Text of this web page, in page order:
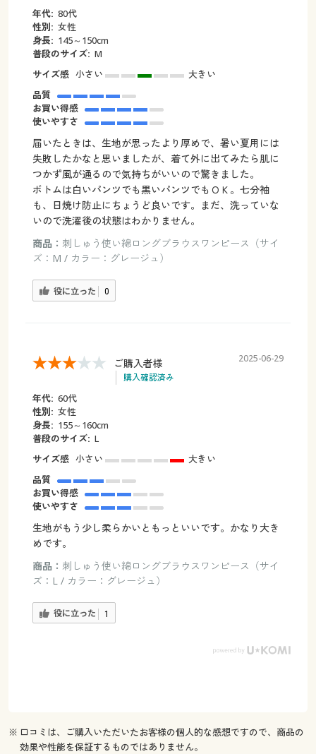
年代: 80代
性別: 女性
身長: 145～150cm
普段のサイズ: M
サイズ感 小さい
大きい
品質
お買い得感
使いやすさ
届いたときは、生地が思ったより厚めで、暑い夏用には
失敗したかなと思いましたが、着て外に出てみたら肌に
つかず風が通るので気持ちがいいので驚きました。
ボトムは白いパンツでも黒いパンツでもＯＫ。七分袖
も、日焼け防止にちょうど良いです。まだ、洗っていな
いので洗濯後の状態はわかりません。
商品： 刺しゅう使い綿ロングブラウスワンピース（サイ
ズ：M / カラー：グレージュ）
役に立った 0
ご購入者様
購入確認済み
2025-06-29
年代: 60代
性別: 女性
身長: 155～160cm
普段のサイズ: L
サイズ感 小さい
大きい
品質
お買い得感
使いやすさ
生地がもう少し柔らかいともっといいです。かなり大き
めです。
商品： 刺しゅう使い綿ロングブラウスワンピース（サイ
ズ：L / カラー：グレージュ）
役に立った 1
※ 口コミは、ご購入いただいたお客様の個人的な感想ですので、商品の
効果や性能を保証するものではありません。